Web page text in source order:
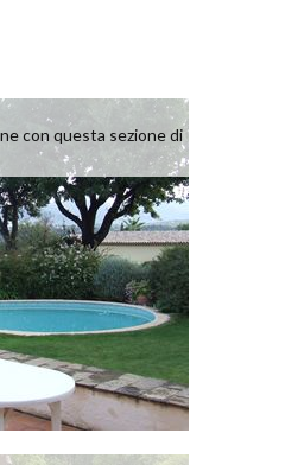
con questa sezione di